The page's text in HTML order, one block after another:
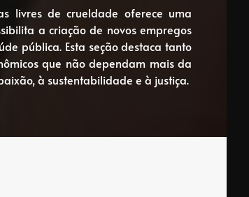
livres de crueldade oferece uma
a criação de novos empregos
pública. Esta seção destaca tanto
que não dependam mais da
à sustentabilidade e à justiça.